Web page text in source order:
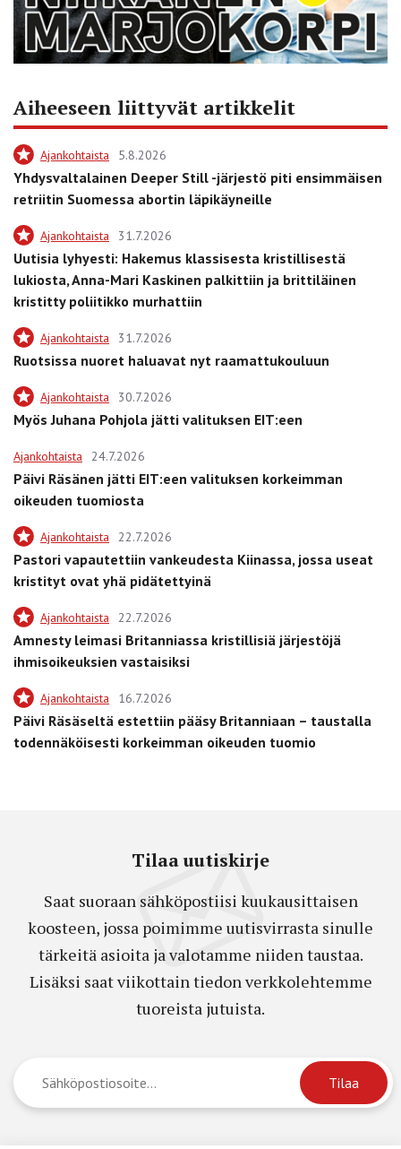
Aiheeseen liittyvät artikkelit
Ajankohtaista 5.8.2026
Yhdysvaltalainen Deeper Still -järjestö piti ensimmäisen
retriitin Suomessa abortin läpikäyneille
Ajankohtaista 31.7.2026
Uutisia lyhyesti: Hakemus klassisesta kristillisestä
lukiosta, Anna-Mari Kaskinen palkittiin ja brittiläinen
kristitty poliitikko murhattiin
Ajankohtaista 31.7.2026
Ruotsissa nuoret haluavat nyt raamattukouluun
Ajankohtaista 30.7.2026
Myös Juhana Pohjola jätti valituksen EIT:een
Ajankohtaista 24.7.2026
Päivi Räsänen jätti EIT:een valituksen korkeimman
oikeuden tuomiosta
Ajankohtaista 22.7.2026
Pastori vapautettiin vankeudesta Kiinassa, jossa useat
kristityt ovat yhä pidätettyinä
Ajankohtaista 22.7.2026
Amnesty leimasi Britanniassa kristillisiä järjestöjä
ihmisoikeuksien vastaisiksi
Ajankohtaista 16.7.2026
Päivi Räsäseltä estettiin pääsy Britanniaan – taustalla
todennäköisesti korkeimman oikeuden tuomio
Tilaa uutiskirje
Saat suoraan sähköpostiisi kuukausittaisen
koosteen, jossa poimimme uutisvirrasta sinulle
tärkeitä asioita ja valotamme niiden taustaa.
Lisäksi saat viikottain tiedon verkkolehtemme
tuoreista jutuista.